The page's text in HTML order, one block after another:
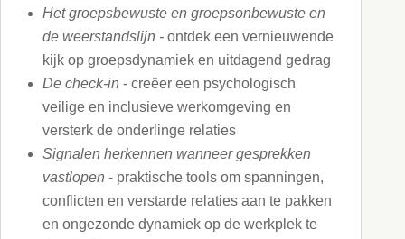
Het groepsbewuste en groepsonbewuste en
de weerstandslijn - ontdek een vernieuwende
kijk op groepsdynamiek en uitdagend gedrag
De check-in - creëer een psychologisch
veilige en inclusieve werkomgeving en
versterk de onderlinge relaties
Signalen herkennen wanneer gesprekken
vastlopen - praktische tools om spanningen,
conflicten en verstarde relaties aan te pakken
en ongezonde dynamiek op de werkplek te